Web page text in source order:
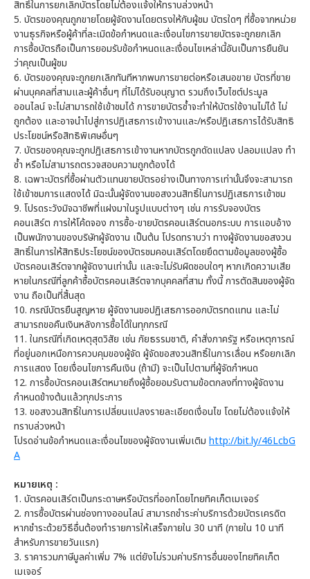
สิทธิ์ในการยกเลิกบัตรโดยไม่ต้องแจ้งให้ทราบล่วงหน้า
5. บัตรของคุณถูกขายโดยผู้จัดงานโดยตรงให้กับผู้ชม บัตรใดๆ ที่ซื้อจากหน่วย
งานธุรกิจหรือผู้ค้าที่ละเมิดข้อกำหนดและเงื่อนไขการขายบัตรจะถูกยกเลิก
การซื้อบัตรถือเป็นการยอมรับข้อกำหนดและเงื่อนไขเหล่านี้อันเป็นการยืนยัน
ว่าคุณเป็นผู้ชม
6. บัตรของคุณจะถูกยกเลิกทันทีหากพบการขายต่อหรือเสนอขาย บัตรที่ขาย
ผ่านบุคคลที่สามและผู้ค้าอื่นๆ ที่ไม่ได้รับอนุญาต รวมถึงเว็บไซต์ประมูล
ออนไลน์ จะไม่สามารถใช้เข้าชมได้ การขายบัตรซ้ำจะทำให้บัตรใช้งานไม่ได้ ไม่
ถูกต้อง และอาจนำไปสู่การปฏิเสธการเข้างานและ/หรือปฏิเสธการได้รับสิทธิ
ประโยชน์หรือสิทธิพิเศษอื่นๆ
7. บัตรของคุณจะถูกปฏิเสธการเข้างานหากบัตรถูกดัดแปลง ปลอมแปลง ทำ
ซ้ำ หรือไม่สามารถตรวจสอบความถูกต้องได้
8. เฉพาะบัตรที่ซื้อผ่านตัวแทนขายบัตรอย่างเป็นทางการเท่านั้นจึงจะสามารถ
ใช้เข้าชมการแสดงได้ มิฉะนั้นผู้จัดงานขอสงวนสิทธิ์ในการปฏิเสธการเข้าชม
9. โปรดระวังมิจฉาชีพที่แฝงมาในรูปแบบต่างๆ เช่น การรับจองบัตร
คอนเสิร์ต การให้โค้ดจอง การซื้อ-ขายบัตรคอนเสิร์ตนอกระบบ การแอบอ้าง
เป็นพนักงานของบริษัทผู้จัดงาน เป็นต้น โปรดทราบว่า ทางผู้จัดงานขอสงวน
สิทธิ์ในการให้สิทธิประโยชน์ของบัตรชมคอนเสิร์ตโดยยึดตามข้อมูลของผู้ซื้อ
บัตรคอนเสิร์ตจากผู้จัดงานเท่านั้น และจะไม่รับผิดชอบใดๆ หากเกิดความเสีย
หายในกรณีที่ลูกค้าซื้อบัตรคอนเสิร์ตจากบุคคลที่สาม ทั้งนี้ การตัดสินของผู้จัด
งาน ถือเป็นที่สิ้นสุด
10. กรณีบัตรยืนสูญหาย ผู้จัดงานขอปฏิเสธการออกบัตรทดแทน และไม่
สามารถขอคืนเงินหลังการซื้อได้ในทุกกรณี
11. ในกรณีที่เกิดเหตุสุดวิสัย เช่น ภัยธรรมชาติ, คำสั่งภาครัฐ หรือเหตุการณ์
ที่อยู่นอกเหนือการควบคุมของผู้จัด ผู้จัดขอสงวนสิทธิ์ในการเลื่อน หรือยกเลิก
การแสดง โดยเงื่อนไขการคืนเงิน (ถ้ามี) จะเป็นไปตามที่ผู้จัดกำหนด
12. การซื้อบัตรคอนเสิร์ตหมายถึงผู้ซื้อยอมรับตามข้อตกลงที่ทางผู้จัดงาน
กำหนดข้างต้นแล้วทุกประการ
13. ขอสงวนสิทธิ์ในการเปลี่ยนแปลงรายละเอียดเงื่อนไข โดยไม่ต้องแจ้งให้
ทราบล่วงหน้า
โปรดอ่านข้อกำหนดและเงื่อนไขของผู้จัดงานเพิ่มเติม http://bit.ly/46LcbG
A
หมายเหตุ :
1. บัตรคอนเสิร์ตเป็นกระดาษหรือบัตรที่ออกโดยไทยทิคเก็ตเมเจอร์
2. การซื้อบัตรผ่านช่องทางออนไลน์ สามารถชำระค่าบริการด้วยบัตรเครดิต
หากชำระด้วยวิธีอื่นต้องทำรายการให้เสร็จภายใน 30 นาที (ภายใน 10 นาที
สำหรับการขายวันแรก)
3. ราคารวมภาษีมูลค่าเพิ่ม 7% แต่ยังไม่รวมค่าบริการอื่นของไทยทิคเก็ต
เมเจอร์